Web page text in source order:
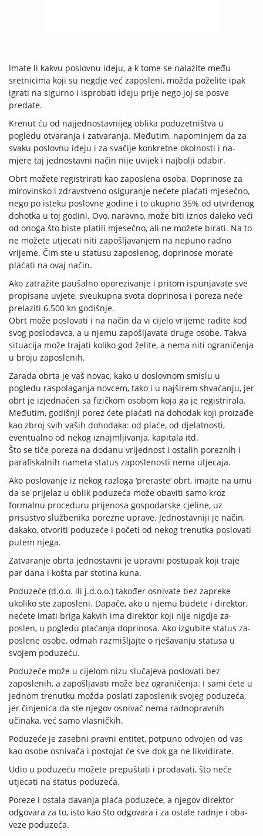
Imate li kakvu poslovnu ideju, a k tome se nalazite me­đu
sretnicima koji su negdje već zaposleni, možda poželite ipak
igrati na sigurno i isprobati ideju prije nego joj se posve
predate.
Krenut ću od najjednostav­nijeg oblika poduzetništva u
pogledu otvaranja i zatvaranja. Međutim, napominjem da za
svaku poslovnu ideju i za sva­čije konkretne okolnosti i na­
mjere taj jednostavni način ni­je uvijek i najbolji odabir.
Obrt možete registrirati kao zaposlena osoba. Doprinose za
mirovinsko i zdravstveno osiguranje nećete plaćati mjesečno,
nego po isteku poslovne godine i to ukupno 35% od utvrđenog
dohotka u toj godini. Ovo, naravno, može biti iznos daleko veći
od onoga što biste platili mjesečno, ali ne možete birati. Na to
ne možete utjecati niti zapošljavanjem na nepuno ra­dno
vrijeme. Čim ste u statusu zaposlenog, doprinose morate
plaćati na ovaj način.
Ako zatražite paušalno opo­­rezivanje i pritom ispunjavate sve
propisane uvjete, sve­ukupna svota doprinosa i po­reza neće
prelaziti 6.500 kn go­dišnje.
Obrt može poslovati i na način da vi cijelo vrijeme ra­di­te kod
svog poslodavca, a u nje­mu zapošljavate druge oso­be. Takva
situacija može trajati ko­liko god želite, a nema niti og­ra­ničenja
u broju zaposle­nih.
Zarada obrta je vaš novac, kako u doslovnom smislu u
pogledu raspolaganja novcem, tako i u najširem shvaćanju, jer
obrt je izjednačen sa fizičkom osobom koja ga je registrirala.
Međutim, godišnji porez ćete plaćati na dohodak koji pro­izađe
kao zbroj svih vaših do­hodaka: od plaće, od djelatnosti,
eventualno od nekog izna­jmljivanja, kapitala itd.
Što se tiče poreza na dodanu vrijednost i ostalih poreznih i
parafiskalnih nameta status za­poslenosti nema utjecaja.
Ako poslovanje iz nekog razloga ‘preraste’ obrt, imajte na umu
da se prijelaz u oblik poduzeća može obaviti samo kroz
formalnu proceduru prijenosa gospodarske cjeline, uz
prisustvo službenika porezne uprave. Jednostavniji je način,
dakako, otvoriti poduzeće i početi od nekog trenutka po­slovati
putem njega.
Zatvaranje obrta jednosta­vni je upravni postupak koji traje
par dana i košta par stotina kuna.
Poduzeće (d.o.o. ili j.d.o.o.) također osnivate bez zapreke
ukoliko ste zaposleni. Dapače, ako u njemu budete i direktor,
nećete imati briga kakvih ima di­re­ktor koji nije nigdje za­
poslen, u pogledu plaćanja do­prinosa. Ako izgubite status za­
poslene osobe, odmah raz­mi­šljajte o rješavanju statusa u
svojem poduzeću.
Poduzeće može u cijelom nizu slučajeva poslovati bez
zaposlenih, a zapošljavati mo­že bez ograničenja. I sami ćete u
jednom trenutku možda po­slati zaposlenik svojeg podu­zeća,
jer činjenica da ste njegov osnivač nema radnopravnih
učinaka, već samo vlasničkih.
Poduzeće je zasebni pravni entitet, potpuno odvojen od vas
kao osobe osnivača i postojat će sve dok ga ne likvidirate.
Udio u poduzeću možete prepuštati i prodavati, što neće
utjecati na status poduzeća.
Poreze i ostala davanja pla­ća poduzeće, a njegov direktor
odgovara za to, isto kao što od­govara i za ostale radnje i oba­
ve­ze poduzeća.